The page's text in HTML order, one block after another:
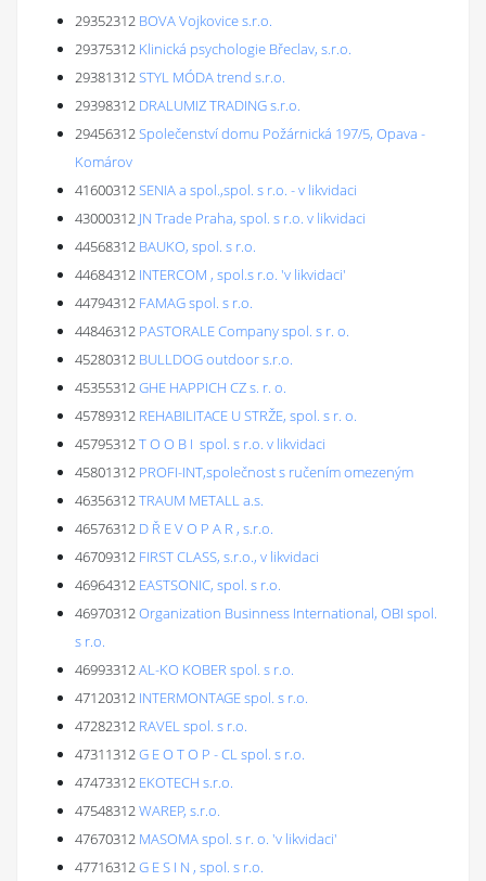
29352312 BOVA Vojkovice s.r.o.
29375312 Klinická psychologie Břeclav, s.r.o.
29381312STYL MÓDA trend s.r.o.
29398312 DRALUMIZ TRADING s.r.o.
29456312Společenství domu Požárnická 197/5, Opava -
Komárov
41600312SENIA a spol.,spol. s r.o. - v likvidaci
43000312 JN Trade Praha, spol. s r.o. v likvidaci
44568312 BAUKO, spol. s r.o.
44684312 INTERCOM , spol.s r.o. 'v likvidaci'
44794312 FAMAG spol. s r.o.
44846312 PASTORALE Company spol. s r. o.
45280312 BULLDOG outdoor s.r.o.
45355312GHE HAPPICH CZ s. r. o.
45789312 REHABILITACE U STRŽE, spol. s r. o.
45795312T O O B I spol. s r.o. v likvidaci
45801312 PROFI-INT,společnost s ručením omezeným
46356312TRAUM METALL a.s.
46576312 D Ř E V O P A R , s.r.o.
46709312 FIRST CLASS, s.r.o., v likvidaci
46964312 EASTSONIC, spol. s r.o.
46970312Organization Businness International, OBI spol.
s r.o.
46993312AL-KO KOBER spol. s r.o.
47120312 INTERMONTAGE spol. s r.o.
47282312 RAVEL spol. s r.o.
47311312G E O T O P - CL spol. s r.o.
47473312 EKOTECH s.r.o.
47548312WAREP, s.r.o.
47670312 MASOMA spol. s r. o. 'v likvidaci'
47716312G E S I N , spol. s r.o.